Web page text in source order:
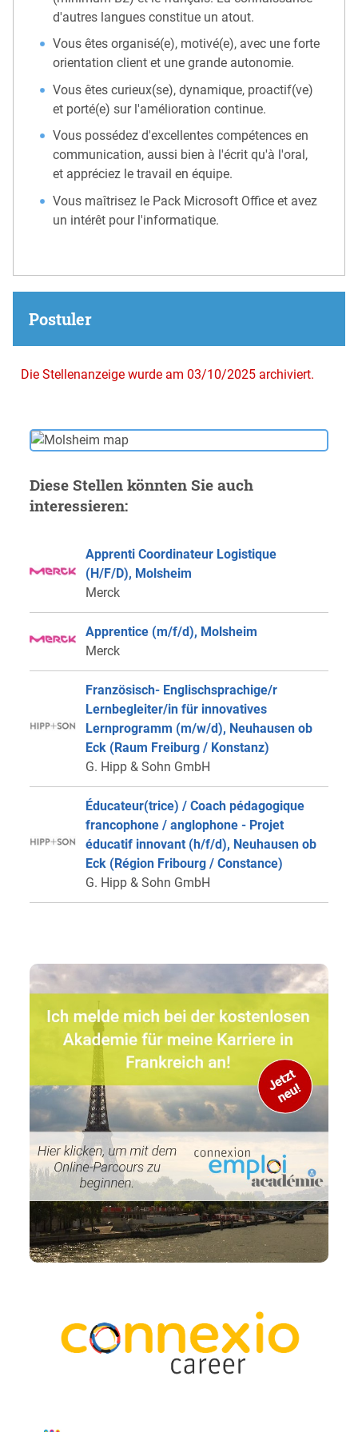
d'autres langues constitue un atout.
Vous êtes organisé(e), motivé(e), avec une forte
orientation client et une grande autonomie.
Vous êtes curieux(se), dynamique, proactif(ve)
et porté(e) sur l'amélioration continue.
Vous possédez d'excellentes compétences en
communication, aussi bien à l'écrit qu'à l'oral,
et appréciez le travail en équipe.
Vous maîtrisez le Pack Microsoft Office et avez
un intérêt pour l'informatique.
Postuler
Die Stellenanzeige wurde am 03/10/2025 archiviert.
Diese Stellen könnten Sie auch
interessieren:
Apprenti Coordinateur Logistique
(H/F/D), Molsheim
Merck
Apprentice (m/f/d), Molsheim
Merck
Französisch- Englischsprachige/r
Lernbegleiter/in für innovatives
Lernprogramm (m/w/d), Neuhausen ob
Eck (Raum Freiburg / Konstanz)
G. Hipp & Sohn GmbH
Éducateur(trice) / Coach pédagogique
francophone / anglophone - Projet
éducatif innovant (h/f/d), Neuhausen ob
Eck (Région Fribourg / Constance)
G. Hipp & Sohn GmbH